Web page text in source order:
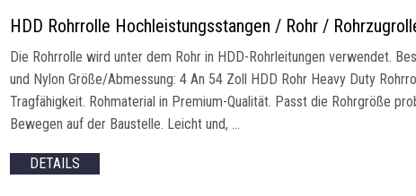
HDD Rohrrolle Hochleistungsstangen / Rohr /
Die Rohrrolle wird unter dem Rohr in HDD-Rohrleitungen verwendet.
und Nylon Größe/Abmessung: 4 An 54 Zoll HDD Rohr Heavy Duty
Tragfähigkeit. Rohmaterial in Premium-Qualität. Passt die Rohrgröße
Bewegen auf der Baustelle. Leicht und, …
DETAILS